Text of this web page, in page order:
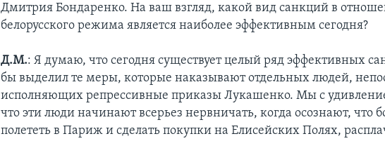
Дмитрия Бондаренко. На ваш взгляд, какой вид санкций в
белорусского режима является наиболее эффективным сегодня?
Д.М.: Я думаю, что сегодня существует целый ряд эффективных
бы выделил те меры, которые наказывают отдельных людей,
исполняющих репрессивные приказы Лукашенко. Мы с
что эти люди начинают всерьез нервничать, когда осознают, что
полететь в Париж и сделать покупки на Елисейских Полях,